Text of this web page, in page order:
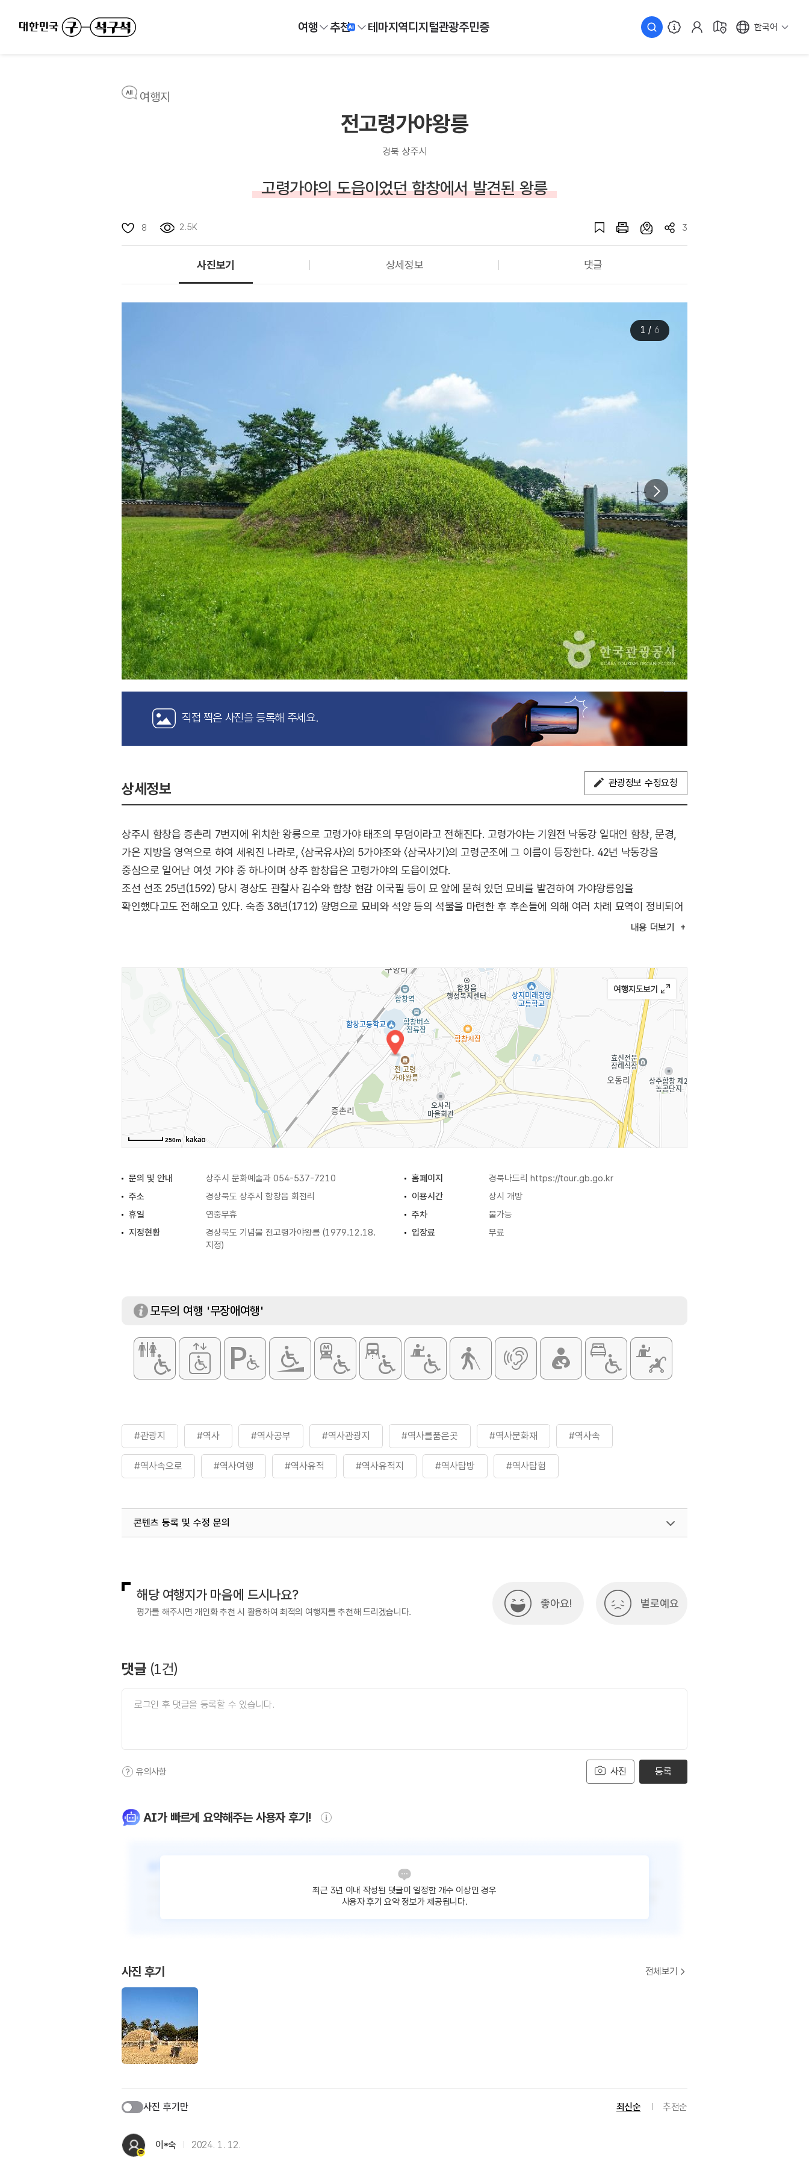
여행 추천 테마지역디지털관광주민증 한국어
여행지
전고령가야왕릉
경북 상주시
고령가야의 도읍이었던 함창에서 발견된 왕릉
8 2.5K 3
사진보기 상세정보 댓글
1 / 6
직접 찍은 사진을 등록해 주세요.
상세정보 관광정보 수정요청
상주시 함창읍 증촌리 7번지에 위치한 왕릉으로 고령가야 태조의 무덤이라고 전해진다. 고령가야는 기원전 낙동강 일대인 함창, 문경,
가은 지방을 영역으로 하여 세워진 나라로, 〈삼국유사〉의 5가야조와 〈삼국사기〉의 고령군조에 그 이름이 등장한다. 42년 낙동강을
중심으로 일어난 여섯 가야 중 하나이며 상주 함창읍은 고령가야의 도읍이었다.
조선 선조 25년(1592) 당시 경상도 관찰사 김수와 함창 현감 이국필 등이 묘 앞에 묻혀 있던 묘비를 발견하여 가야왕릉임을
확인했다고도 전해오고 있다. 숙종 38년(1712) 왕명으로 묘비와 석양 등의 석물을 마련한 후 후손들에 의해 여러 차례 묘역이 정비되어
오늘에 이르렀다. 1971년 함창 도시계획 당시 보존구역으로 결정되고 경상북도 기념물로 지정되었으며, 현재 상주시와 후손이
내용 더보기
250m
문의 및 안내 상주시 문화예술과 054-537-7210 홈페이지 경북나드리 https://tour.gb.go.kr
주소
경상북도 상주시 함창읍 회천리 이용시간
상시 개방
휴일
연중무휴 주차
불가능
지정현황
경상북도 기념물 전고령가야왕릉 (1979.12.18.
지정)
입장료 무료
모두의 여행 '무장애여행'
#관광지 #역사 #역사공부 #역사관광지 #역사를품은곳 #역사문화재 #역사속
#역사속으로 #역사여행 #역사유적 #역사유적지 #역사탐방 #역사탐험
콘텐츠 등록 및 수정 문의
해당 여행지가 마음에 드시나요?
평가를 해주시면 개인화 추천 시 활용하여 최적의 여행지를 추천해 드리겠습니다.
좋아요! 별로예요
댓글 (1건)
사진
유의사항 등록
AI가 빠르게 요약해주는 사용자 후기!
최근 3년 이내 작성된 댓글이 일정한 개수 이상인 경우
사용자 후기 요약 정보가 제공됩니다.
사진 후기 전체보기
사진 후기만 최신순 추천순
이*숙 2024. 1. 12.